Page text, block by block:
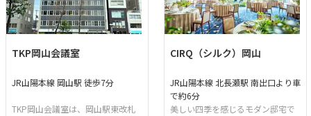
TKP岡山会議室
JR山陽本線 岡山駅 徒歩7分
TKP岡山会議室は、岡山駅東改札
CIRQ（シルク）岡山
JR山陽本線 北長瀬駅 南出口より車
で約6分
美しい四季を感じるモダン邸宅で